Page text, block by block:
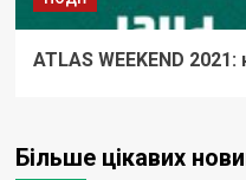
ATLAS WEEKEND
Більше цікавих